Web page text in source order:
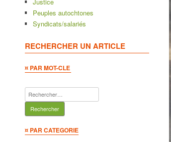
Peuples autochtones
Syndicats/salariés
RECHERCHER UN ARTICLE
¤ PAR MOT-CLE
Rechercher :
¤ PAR CATEGORIE